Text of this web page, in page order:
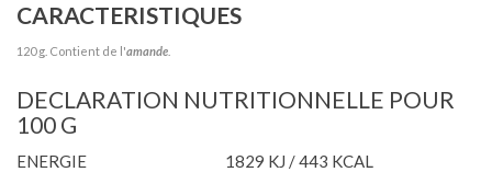
CARACTERISTIQUES
120 g. Contient de l'amande
DECLARATION NUTRITIONNELLE POUR
100 G
ENERGIE
1829 KJ / 443 KCAL